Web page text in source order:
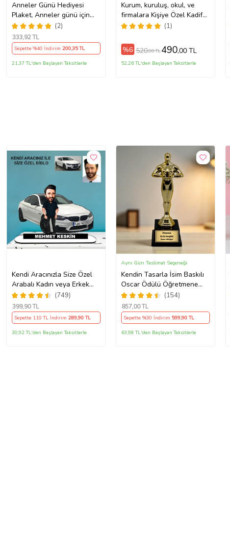
Anneler Günü Hediyesi
Plaket, Anneler günü için
Plaket Anneler günü plaketi
(2)
333,92 TL
Sepette %40 İndirim 200,35 TL
21,37 TL'den Başlayan Taksitlerle
Kurum, kuruluş, okul, ve
firmalara Kişiye Özel Kadife
kutusunda Kırmızı veya
(Kırmızı)
(1)
%6 520,00 TL490,00 TL
52,26 TL'den Başlayan Taksitlerle
Kendi Aracınızla Size Özel
Arabalı Kadın veya Erkek
Tasarımlı Karikatür Biblo ,
Babalar Günü Hediyesi,
Erkeğe Hediye, Rent A Car
Hediyesi
(749)
399,90 TL
Sepette 110 TL İndirim 289,90 TL
30,92 TL'den Başlayan Taksitlerle
Kendin Tasarla İsim Baskılı
Oscar Ödülü Öğretmene
Öğrenciye Sevgiliye Hediye
(154)
Aynı Gün Teslimat Seçeneği
857,00 TL
Sepette %30 İndirim 599,90 TL
63,98 TL'den Başlayan Taksitlerle